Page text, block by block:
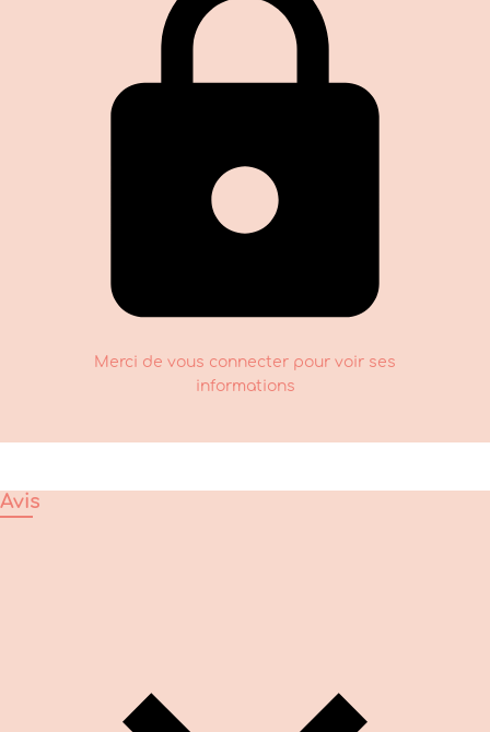
Merci de vous connecter pour voir ses
informations
Avis